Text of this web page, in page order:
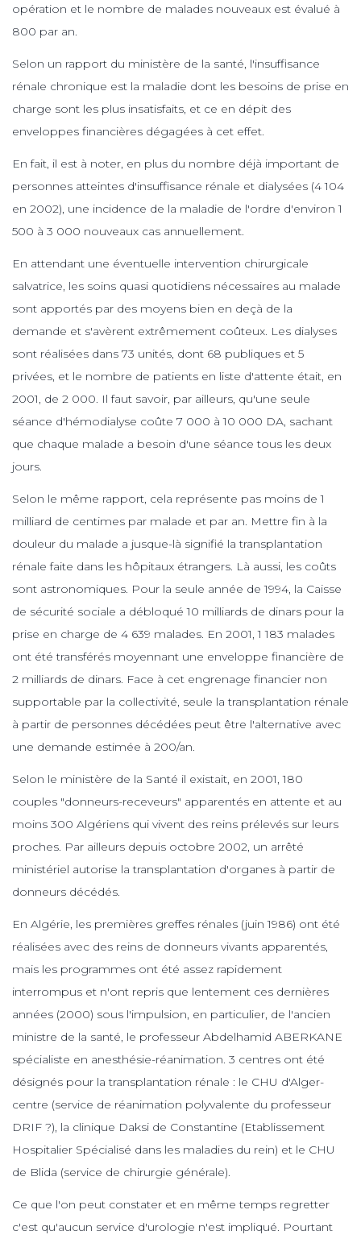
opération et le nombre de malades nouveaux est évalué à
800 par an.
Selon un rapport du ministère de la santé, l'insuffisance
rénale chronique est la maladie dont les besoins de prise en
charge sont les plus insatisfaits, et ce en dépit des
enveloppes financières dégagées à cet effet.
En fait, il est à noter, en plus du nombre déjà important de
personnes atteintes d'insuffisance rénale et dialysées (4 104
en 2002), une incidence de la maladie de l'ordre d'environ 1
500 à 3 000 nouveaux cas annuellement.
En attendant une éventuelle intervention chirurgicale
salvatrice, les soins quasi quotidiens nécessaires au malade
sont apportés par des moyens bien en deçà de la
demande et s'avèrent extrêmement coûteux. Les dialyses
sont réalisées dans 73 unités, dont 68 publiques et 5
privées, et le nombre de patients en liste d'attente était, en
2001, de 2 000. Il faut savoir, par ailleurs, qu'une seule
séance d'hémodialyse coûte 7 000 à 10 000 DA, sachant
que chaque malade a besoin d'une séance tous les deux
jours.
Selon le même rapport, cela représente pas moins de 1
milliard de centimes par malade et par an. Mettre fin à la
douleur du malade a jusque-là signifié la transplantation
rénale faite dans les hôpitaux étrangers. Là aussi, les coûts
sont astronomiques. Pour la seule année de 1994, la Caisse
de sécurité sociale a débloqué 10 milliards de dinars pour la
prise en charge de 4 639 malades. En 2001, 1 183 malades
ont été transférés moyennant une enveloppe financière de
2 milliards de dinars. Face à cet engrenage financier non
supportable par la collectivité, seule la transplantation rénale
à partir de personnes décédées peut être l'alternative avec
une demande estimée à 200/an.
Selon le ministère de la Santé il existait, en 2001, 180
couples "donneurs-receveurs" apparentés en attente et au
moins 300 Algériens qui vivent des reins prélevés sur leurs
proches. Par ailleurs depuis octobre 2002, un arrêté
ministériel autorise la transplantation d'organes à partir de
donneurs décédés.
En Algérie, les premières greffes rénales (juin 1986) ont été
réalisées avec des reins de donneurs vivants apparentés,
mais les programmes ont été assez rapidement
interrompus et n'ont repris que lentement ces dernières
années (2000) sous l'impulsion, en particulier, de l'ancien
ministre de la santé, le professeur Abdelhamid ABERKANE
spécialiste en anesthésie-réanimation. 3 centres ont été
désignés pour la transplantation rénale : le CHU d'Alger-
centre (service de réanimation polyvalente du professeur
DRIF ?), la clinique Daksi de Constantine (Etablissement
Hospitalier Spécialisé dans les maladies du rein) et le CHU
de Blida (service de chirurgie générale).
Ce que l'on peut constater et en même temps regretter
c'est qu'aucun service d'urologie n'est impliqué. Pourtant